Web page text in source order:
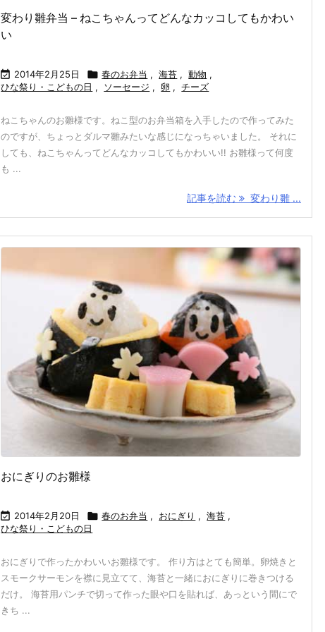
変わり雛弁当 – ねこちゃんってどんなカッコしてもかわい
い
 2014年2月25日  春のお弁当 , 海苔 , 動物 ,
ひな祭り・こどもの日 , ソーセージ , 卵 , チーズ
ねこちゃんのお雛様です。ねこ型のお弁当箱を入手したので作ってみた
のですが、ちょっとダルマ雛みたいな感じになっちゃいました。 それに
しても、ねこちゃんってどんなカッコしてもかわいい!! お雛様って何度
も ...
記事を読む 変わり雛 ...
おにぎりのお雛様
 2014年2月20日  春のお弁当 , おにぎり , 海苔 ,
ひな祭り・こどもの日
おにぎりで作ったかわいいお雛様です。 作り方はとても簡単。卵焼きと
スモークサーモンを襟に見立てて、海苔と一緒におにぎりに巻きつける
だけ。 海苔用パンチで切って作った眼や口を貼れば、あっという間にで
きち ...